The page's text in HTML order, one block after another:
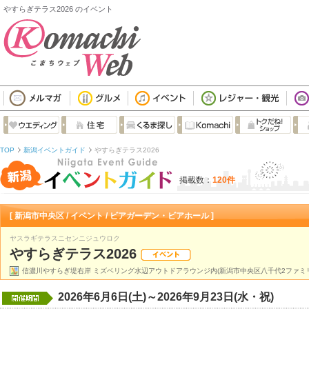
やすらぎテラス2026 のイベント
TOP 新潟イベントガイド やすらぎテラス2026
掲載数： 120件
[ 新潟市中央区 / イベント / ビアガーデン・ビアホール ]
ヤスラギテラスニセンニジュウロク
やすらぎテラス2026
信濃川やすらぎ堤右岸 ミズベリング水辺アウトドアラウンジ内(新潟市中央区八千代2ファ
2026年6月6日(土)～2026年9月23日(水・祝)